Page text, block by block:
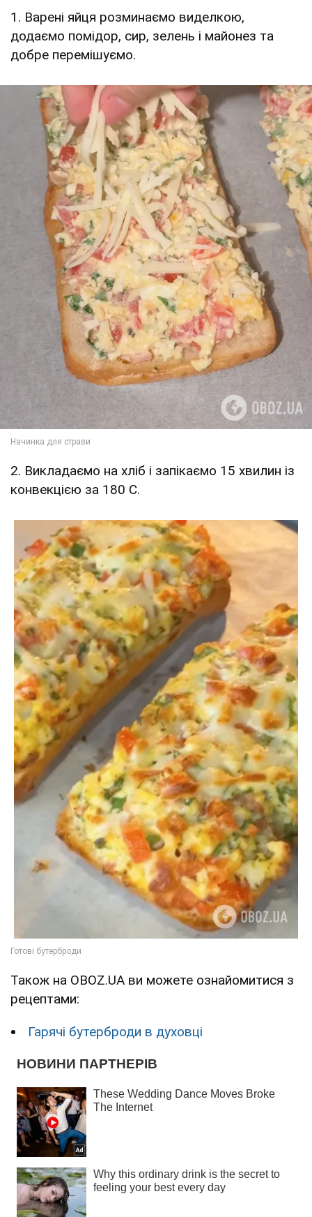
1. Варені яйця розминаємо виделкою,
додаємо помідор, сир, зелень і майонез та
добре перемішуємо.
2. Викладаємо на хліб і запікаємо 15 хвилин із
конвекцією за 180 С.
Також на OBOZ.UA ви можете ознайомитися з
рецептами:
Гарячі бутерброди в духовці